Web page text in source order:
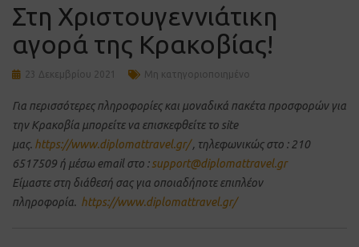
Στη Χριστουγεννιάτικη
αγορά της Κρακοβίας!
23 Δεκεμβρίου 2021 Μη κατηγοριοποιημένο
Για περισσότερες πληροφορίες και μοναδικά πακέτα προσφορών για
την Κρακοβία μπορείτε να επισκεφθείτε το site
μας. https://www.diplomattravel.gr/, τηλεφωνικώς στο : 210
6517509 ή μέσω email στο :support@diplomattravel.gr
Είμαστε στη διάθεσή σας για οποιαδήποτε επιπλέον
πληροφορία. https://www.diplomattravel.gr/